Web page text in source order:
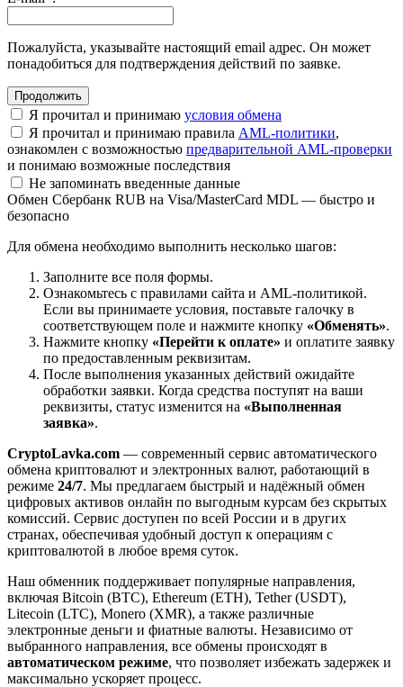
Пожалуйста, указывайте настоящий email адрес. Он может
понадобиться для подтверждения действий по заявке.
Я прочитал и принимаю условия обмена
Я прочитал и принимаю правила AML-политики,
ознакомлен с возможностью предварительной AML-проверки
и понимаю возможные последствия
Не запоминать введенные данные
Обмен Сбербанк RUB на Visa/MasterCard MDL — быстро и
безопасно
Для обмена необходимо выполнить несколько шагов:
Заполните все поля формы.
Ознакомьтесь с правилами сайта и AML-политикой.
Если вы принимаете условия, поставьте галочку в
соответствующем поле и нажмите кнопку «Обменять».
Нажмите кнопку «Перейти к оплате» и оплатите заявку
по предоставленным реквизитам.
После выполнения указанных действий ожидайте
обработки заявки. Когда средства поступят на ваши
реквизиты, статус изменится на «Выполненная
заявка».
CryptoLavka.com — современный сервис автоматического
обмена криптовалют и электронных валют, работающий в
режиме 24/7. Мы предлагаем быстрый и надёжный обмен
цифровых активов онлайн по выгодным курсам без скрытых
комиссий. Сервис доступен по всей России и в других
странах, обеспечивая удобный доступ к операциям с
криптовалютой в любое время суток.
Наш обменник поддерживает популярные направления,
включая Bitcoin (BTC), Ethereum (ETH), Tether (USDT),
Litecoin (LTC), Monero (XMR), а также различные
электронные деньги и фиатные валюты. Независимо от
выбранного направления, все обмены происходят в
автоматическом режиме, что позволяет избежать задержек и
максимально ускоряет процесс.